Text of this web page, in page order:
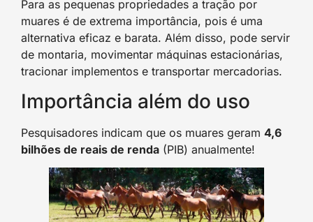
Para as pequenas propriedades a tração por
muares é de extrema importância, pois é uma
alternativa eficaz e barata. Além disso, pode servir
de montaria, movimentar máquinas estacionárias,
tracionar implementos e transportar mercadorias.
Importância além do uso
Pesquisadores indicam que os muares geram 4,6
bilhões de reais de renda (PIB) anualmente!